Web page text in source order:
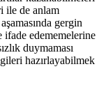
ile de anlam
gergin
edememelerine
duymaması
hazırlayabilmek